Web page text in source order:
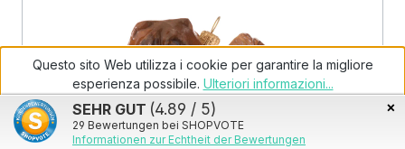
ha piegato o posizionato nella tipica posizione
seduta eretta. Dal muso bianco opaco spuntano
anche le sue lingue rosa, a indicare che è in
trepidante attesa. Per cosa? Beh, per le feste,
come rivela l'allegro costume, perché i colori
non lasciano dubbi: il rosso opaco e il bianco
Questo sito Web utilizza i cookie per garantire la migliore
esperienza possibile. Ulteriori informazioni...
Rifiuta
Configura Accetta tutti i cookie
×
SEHR GUT (4.89 / 5)
29 Bewertungen bei SHOPVOTE
Informationen zur Echtheit der Bewertungen